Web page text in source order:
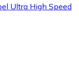
Ultra High Speed